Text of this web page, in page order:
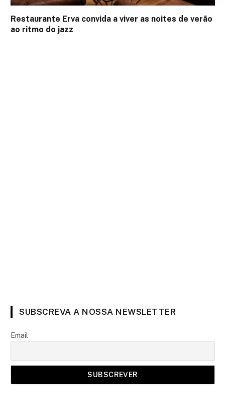
Restaurante Erva convida a viver as noites de verão
ao ritmo do jazz
SUBSCREVA A NOSSA NEWSLETTER
Email